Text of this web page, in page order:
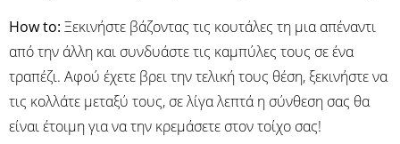
Ηow to: Ξεκινήστε βάζοντας τις κουτάλες τη μια απέναντι
από την άλλη και συνδυάστε τις καμπύλες τους σε ένα
τραπέζι. Αφού έχετε βρει την τελική τους θέση, ξεκινήστε να
τις κολλάτε μεταξύ τους, σε λίγα λεπτά η σύνθεση σας θα
είναι έτοιμη για να την κρεμάσετε στον τοίχο σας!